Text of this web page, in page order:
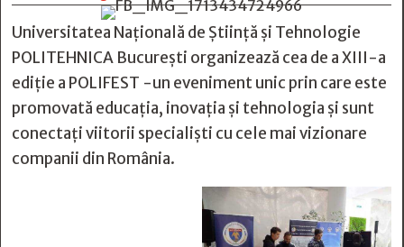
Universitatea Națională de Știință și Tehnologie
POLITEHNICA București organizează cea de a XIII-a
ediție a POLIFEST -un eveniment unic prin care este
promovată educația, inovația și tehnologia și sunt
conectați viitorii specialiști cu cele mai vizionare
companii din România.